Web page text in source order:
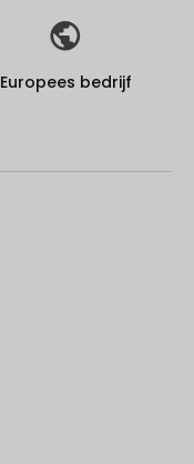
Europees bedrijf